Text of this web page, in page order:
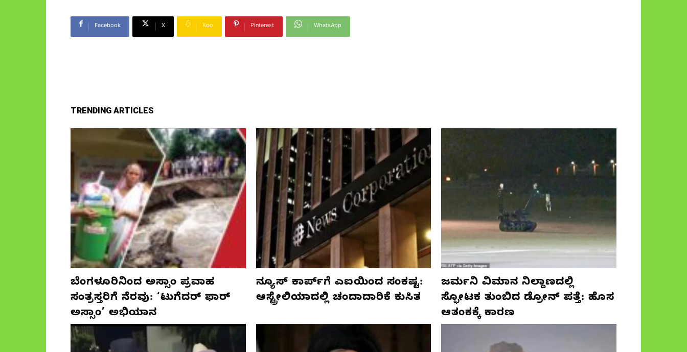
Facebook X Koo Pinterest WhatsApp
TRENDING ARTICLES
ಬೆಂಗಳೂರಿನಿಂದ ಅಸ್ಸಾಂ ಪ್ರವಾಹ
ಸಂತ್ರಸ್ತರಿಗೆ ನೆರವು: ‘ಟುಗೆದರ್ ಫಾರ್
ಅಸ್ಸಾಂ’ ಅಭಿಯಾನ
ನ್ಯೂಸ್ ಕಾರ್ಪ್‌ಗೆ ಎಐಯಿಂದ ಸಂಕಷ್ಟ:
ಆಸ್ಟ್ರೇಲಿಯಾದಲ್ಲಿ ಚಂದಾದಾರಿಕೆ ಕುಸಿತ
ಜರ್ಮನಿ ವಿಮಾನ ನಿಲ್ದಾಣದಲ್ಲಿ
ಸ್ಫೋಟಕ ತುಂಬಿದ ಡ್ರೋನ್ ಪತ್ತೆ: ಹೊಸ
ಆತಂಕಕ್ಕೆ ಕಾರಣ